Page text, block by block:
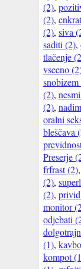
(2),
(2),
(2), siva
saditi (2),
tlačenje
vseeno
(2),
(2),
oralni
bleščava
Preserje
frfrast (2),
(2),
(2),
monitor
odjebati
(1),
kompot